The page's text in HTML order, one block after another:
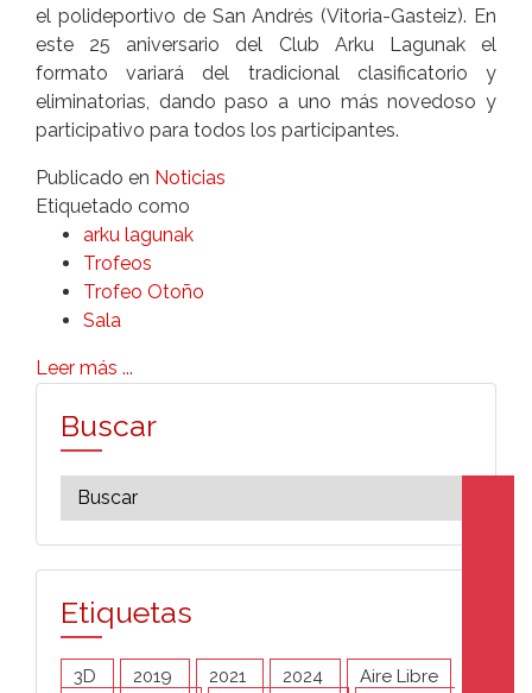
el polideportivo de San Andrés (Vitoria-Gasteiz). En
este 25 aniversario del Club Arku Lagunak el
formato variará del tradicional clasificatorio y
eliminatorias, dando paso a uno más novedoso y
participativo para todos los participantes.
Publicado en Noticias
Etiquetado como
arku lagunak
Trofeos
Trofeo Otoño
Sala
Leer más ...
Buscar
Etiquetas
3D 2019 2021 2024
Aire Libre